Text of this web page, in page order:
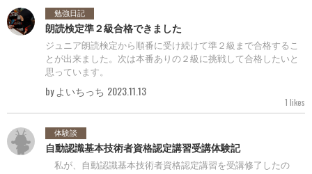
勉強日記
朗読検定準２級合格できました
ジュニア朗読検定から順番に受け続けて準２級まで合格するこ
とが出来ました。次は本番ありの２級に挑戦して合格したいと
思っています。
by よいちっち 2023.11.13
1 likes
体験談
自動認識基本技術者資格認定講習受講体験記
私が、自動認識基本技術者資格認定講習を受講修了したの